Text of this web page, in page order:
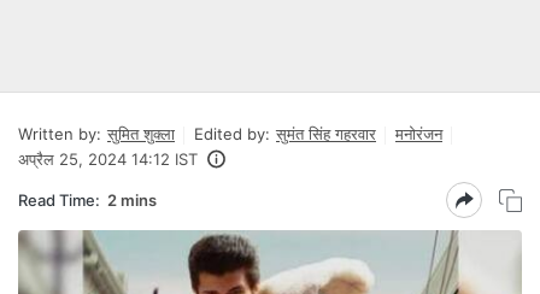
Written by: सुमित शुक्ला Edited by: सुमंत सिंह गहरवार
मनोरंजन
अप्रैल 25, 2024 14:12 IST
Read Time: 2 mins